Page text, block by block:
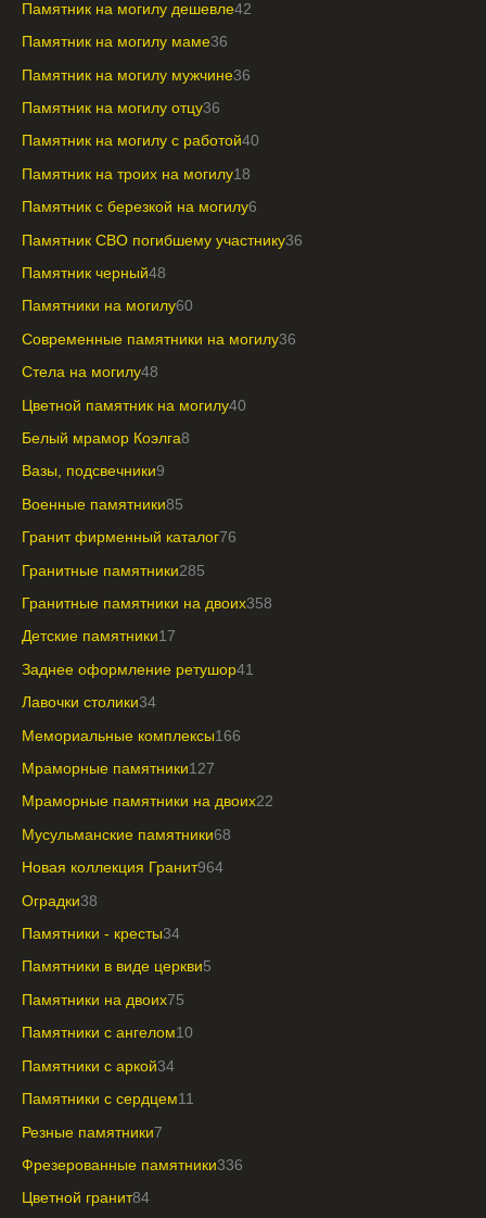
Памятник на могилу дешевле42
Памятник на могилу маме36
Памятник на могилу мужчине36
Памятник на могилу отцу36
Памятник на могилу с работой40
Памятник на троих на могилу18
Памятник с березкой на могилу6
Памятник СВО погибшему участнику36
Памятник черный48
Памятники на могилу60
Современные памятники на могилу36
Стела на могилу48
Цветной памятник на могилу40
Белый мрамор Коэлга8
Вазы, подсвечники9
Военные памятники85
Гранит фирменный каталог76
Гранитные памятники285
Гранитные памятники на двоих358
Детские памятники17
Заднее оформление ретушор41
Лавочки столики34
Мемориальные комплексы166
Мраморные памятники127
Мраморные памятники на двоих22
Мусульманские памятники68
Новая коллекция Гранит964
Оградки38
Памятники - кресты34
Памятники в виде церкви5
Памятники на двоих75
Памятники с ангелом10
Памятники с аркой34
Памятники с сердцем11
Резные памятники7
Фрезерованные памятники336
Цветной гранит84